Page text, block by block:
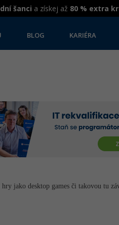
šanci a získej až 80 % extra
BLOG KARIÉRA
jako desktop games či takovou tu